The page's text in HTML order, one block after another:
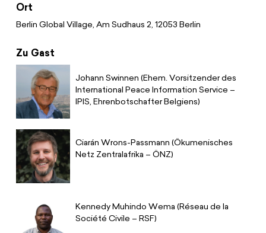
Ort
Berlin Global Village, Am Sudhaus 2, 12053 Berlin
Zu Gast
Johann Swinnen (Ehem. Vorsitzender des
International Peace Information Service –
IPIS, Ehrenbotschafter Belgiens)
Ciarán Wrons-Passmann (Ökumenisches
Netz Zentralafrika – ÖNZ)
Kennedy Muhindo Wema (Réseau de la
Société Civile – RSF)